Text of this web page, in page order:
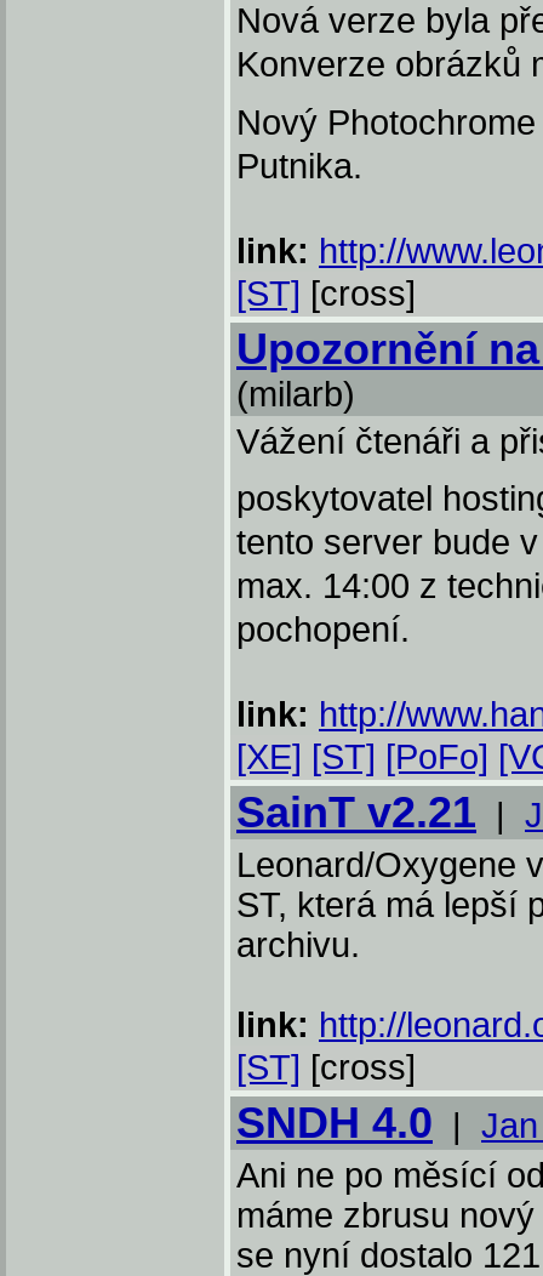
Nová verze byla
Konverze obrázků
Nový
Putnika.
link: http://
[ST] [cross]
Upozornění
(milarb)
Vážení čtenáři a
poskytovatel
tento server bude
max. 14:00 z
pochopení.
link: http://
[XE] [ST] [PoFo]
SainT v2.21 |
Leonard/Oxygene
ST, která má lepší
archivu.
link: http://
[ST] [cross]
SNDH 4.0 |
Ani ne po měsící
máme zbrusu
se nyní dostalo